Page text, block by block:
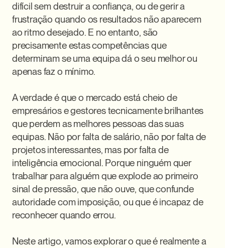
difícil sem destruir a confiança, ou de gerir a
frustração quando os resultados não aparecem
ao ritmo desejado. E no entanto, são
precisamente estas competências que
determinam se uma equipa dá o seu melhor ou
apenas faz o mínimo.
A verdade é que o mercado está cheio de
empresários e gestores tecnicamente brilhantes
que perdem as melhores pessoas das suas
equipas. Não por falta de salário, não por falta de
projetos interessantes, mas por falta de
inteligência emocional. Porque ninguém quer
trabalhar para alguém que explode ao primeiro
sinal de pressão, que não ouve, que confunde
autoridade com imposição, ou que é incapaz de
reconhecer quando errou.
Neste artigo, vamos explorar o que é realmente a